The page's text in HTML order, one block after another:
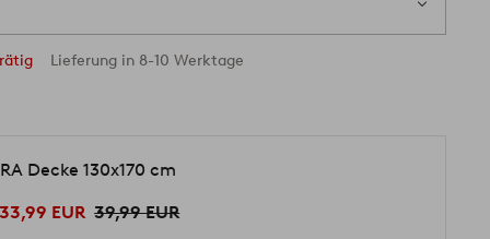
Lieferung in 8-10 Werktage
Decke 130x170 cm
33,99 EUR 39,99 EUR